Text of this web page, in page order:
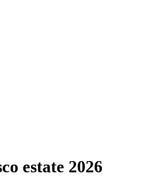
estate 2026